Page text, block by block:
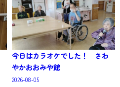
今日はカラオケでした！ さわ
やかおおみや館
2026-08-05